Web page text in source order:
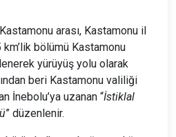
arası, Kastamonu il
km’lik bölümü Kastamonu
yürüyüş yolu olarak
beri Kastamonu valiliği
İnebolu’ya uzanan “İstiklal
” düzenlenir.